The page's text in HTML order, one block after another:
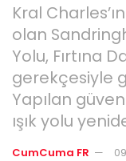
Kral
olan
Yolu, Fırtına
gerekçesiyle
Yapılan
ışık yolu
CumCuma FR